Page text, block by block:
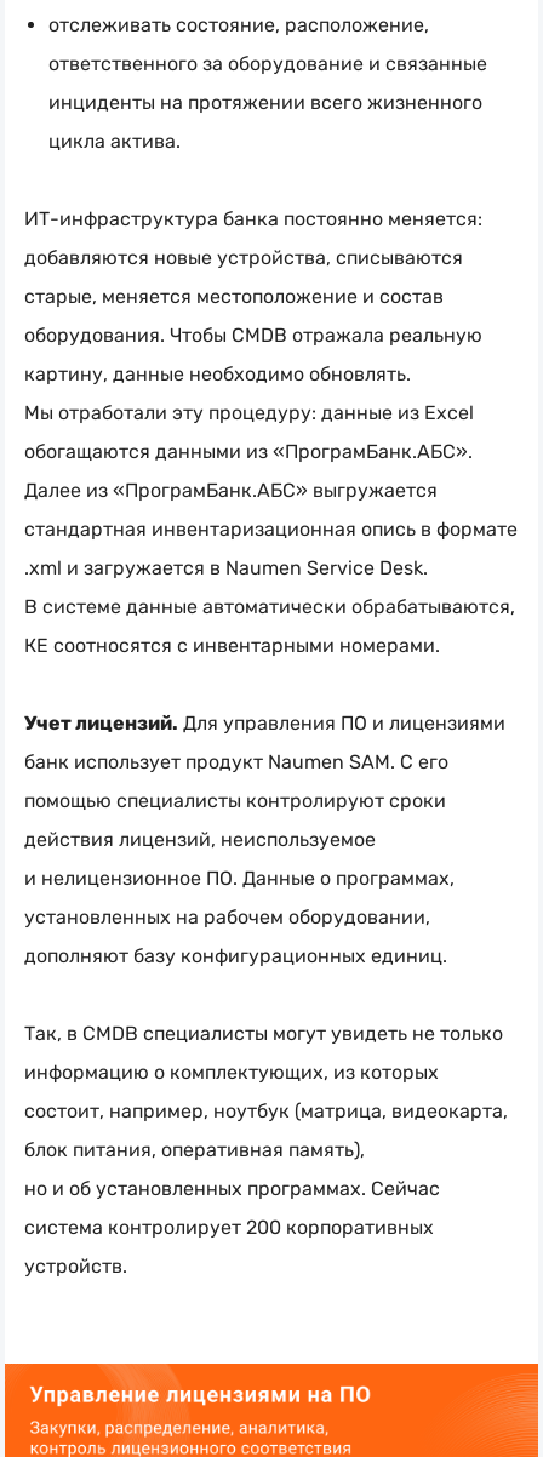
отслеживать состояние, расположение,
ответственного за оборудование и связанные
инциденты на протяжении всего жизненного
цикла актива.
ИТ-инфраструктура банка постоянно меняется:
добавляются новые устройства, списываются
старые, меняется местоположение и состав
оборудования. Чтобы CMDB отражала реальную
картину, данные необходимо обновлять.
Мы отработали эту процедуру: данные из Excel
обогащаются данными из «ПрограмБанк.АБС».
Далее из «ПрограмБанк.АБС» выгружается
стандартная инвентаризационная опись в формате
.xml и загружается в Naumen Service Desk.
В системе данные автоматически обрабатываются,
КЕ соотносятся с инвентарными номерами.
Учет лицензий. Для управления ПО и лицензиями
банк использует продукт Naumen SAM. С его
помощью специалисты контролируют сроки
действия лицензий, неиспользуемое
и нелицензионное ПО. Данные о программах,
установленных на рабочем оборудовании,
дополняют базу конфигурационных единиц.
Так, в CMDB специалисты могут увидеть не только
информацию о комплектующих, из которых
состоит, например, ноутбук (матрица, видеокарта,
блок питания, оперативная память),
но и об установленных программах. Сейчас
система контролирует 200 корпоративных
устройств.